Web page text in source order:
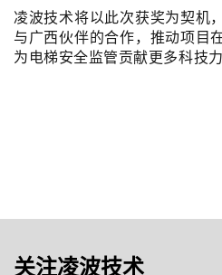
凌波技术将以此次获奖为契机
与广西伙伴的合作，推动项目
为电梯安全监管贡献更多科技力
关注凌波技术